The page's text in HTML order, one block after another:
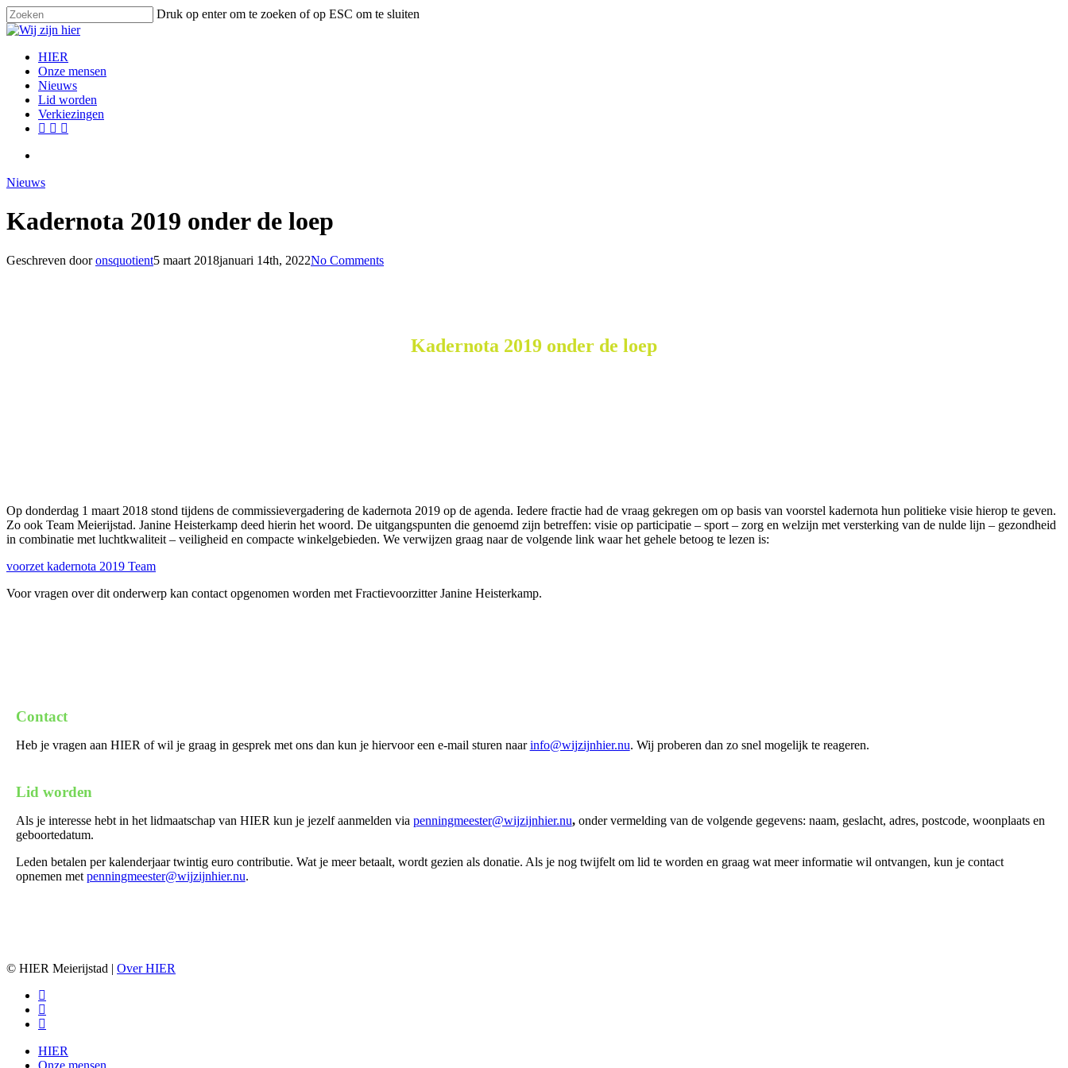
Skip
to
content
Druk op enter om te zoeken of op ESC om te sluiten
Close
search
Menu
HIER
Onze mensen
Nieuws
Lid worden
Verkiezingen
facebook
instagram
email
Nieuws
Kadernota 2019 onder de loep
Geschreven door onsquotient5 maart 2018januari 14th, 2022No Comments
Kadernota 2019 onder de loep
Op donderdag 1 maart 2018 stond tijdens de commissievergadering de kadernota 2019 op de agenda. Iedere fractie had de vraag gekregen om op basis van voorstel kadernota hun politieke visie hierop te geven.
Zo ook Team Meierijstad. Janine Heisterkamp deed hierin het woord. De uitgangspunten die genoemd zijn betreffen: visie op participatie – sport – zorg en welzijn met versterking van de nulde lijn – gezondheid
in combinatie met luchtkwaliteit – veiligheid en compacte winkelgebieden. We verwijzen graag naar de volgende link waar het gehele betoog te lezen is:
voorzet kadernota 2019 Team
Voor vragen over dit onderwerp kan contact opgenomen worden met Fractievoorzitter Janine Heisterkamp.
Contact
Heb je vragen aan HIER of wil je graag in gesprek met ons dan kun je hiervoor een e-mail sturen naarinfo@wijzijnhier.nu. Wij proberen dan zo snel mogelijk te reageren.
Lid worden
Als je interesse hebt in het lidmaatschap van HIER kun je jezelf aanmelden via penningmeester@wijzijnhier.nu,onder vermelding van de volgende gegevens: naam, geslacht, adres, postcode, woonplaats en
geboortedatum.
Leden betalen per kalenderjaar twintig euro contributie. Wat je meer betaalt, wordt gezien als donatie. Als je nog twijfelt om lid te worden en graag wat meer informatie wil ontvangen, kun je contact
opnemen met penningmeester@wijzijnhier.nu.
© HIER Meierijstad | Over HIER
facebook
instagram
email
Close
Menu
HIER
Onze mensen